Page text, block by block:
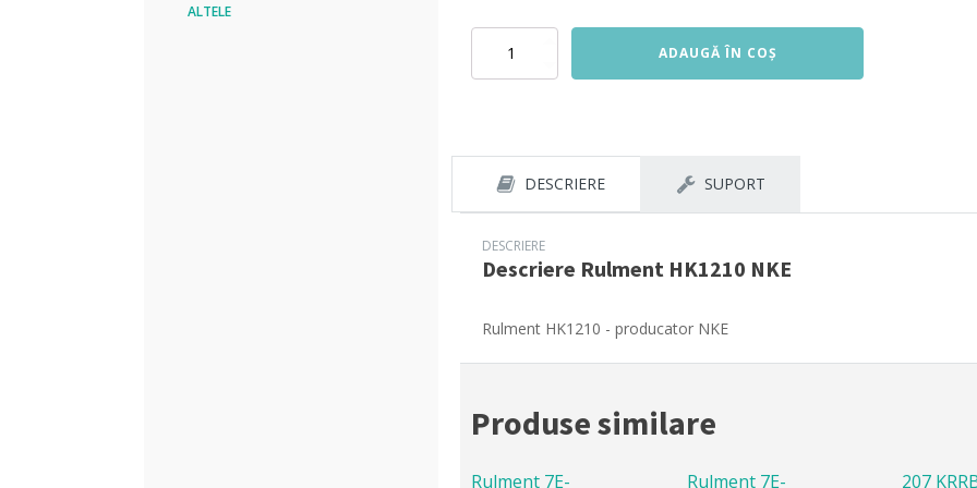
ALTELE
Cantitate
ADAUGĂ ÎN COȘ
DESCRIERE SUPORT
DESCRIERE
Descriere Rulment HK1210 NKE
Rulment HK1210 - producator NKE
Produse similare
Rulment 7E- Rulment 7E- 207